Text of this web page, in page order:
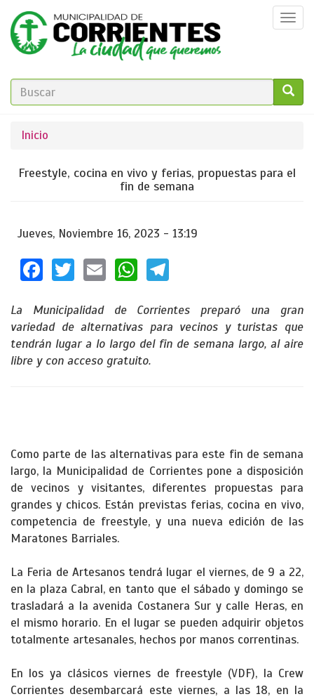
Pasar
contenido
principal
FORMULARIO
BÚSQUEDA
Se
encuentra
usted
Inicio
Freestyle, cocina en vivo y ferias, propuestas para el
fin de semana
Jueves, Noviembre 16, 2023 - 13:19
Facebook
TwitterEmailWhatsApp
La Municipalidad de Corrientes preparó una gran
variedad de alternativas para vecinos y turistas que
tendrán lugar a lo largo del fin de semana largo, al aire
libre y con acceso gratuito.
Como parte de las alternativas para este fin de semana
largo, la Municipalidad de Corrientes pone a disposición
de vecinos y visitantes, diferentes propuestas para
grandes y chicos. Están previstas ferias, cocina en vivo,
competencia de freestyle, y una nueva edición de las
Maratones Barriales.
La Feria de Artesanos tendrá lugar el viernes, de 9 a 22,
en la plaza Cabral, en tanto que el sábado y domingo se
trasladará a la avenida Costanera Sur y calle Heras, en
el mismo horario. En el lugar se pueden adquirir objetos
totalmente artesanales, hechos por manos correntinas.
En los ya clásicos viernes de freestyle (VDF), la Crew
Corrientes desembarcará este viernes, a las 18, en la